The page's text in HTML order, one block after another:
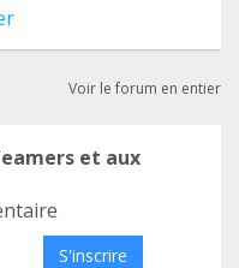
Voir le forum en entier
et aux
S'inscrire